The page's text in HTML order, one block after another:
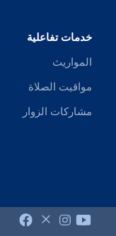
خدمات تفاعلية
المواريث
مواقيت الصلاة
مشاركات الزوار